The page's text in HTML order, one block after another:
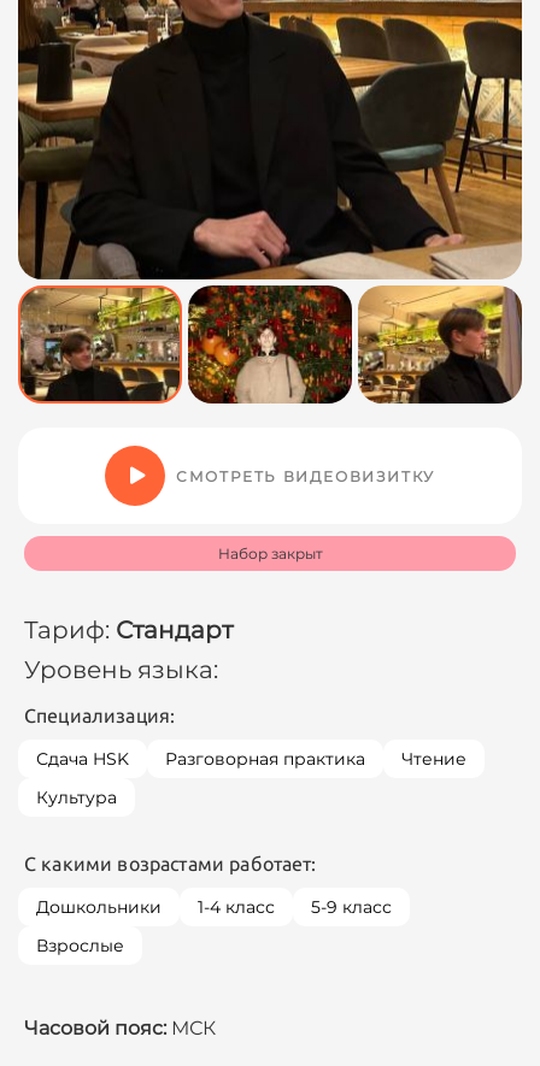
СМОТРЕТЬ ВИДЕОВИЗИТКУ
Набор закрыт
Тариф: Стандарт
Уровень языка:
Специализация:
Сдача HSK
Разговорная практика
Чтение
Культура
С какими возрастами работает:
Дошкольники
1-4 класс
5-9 класс
Взрослые
Часовой пояс: МСК